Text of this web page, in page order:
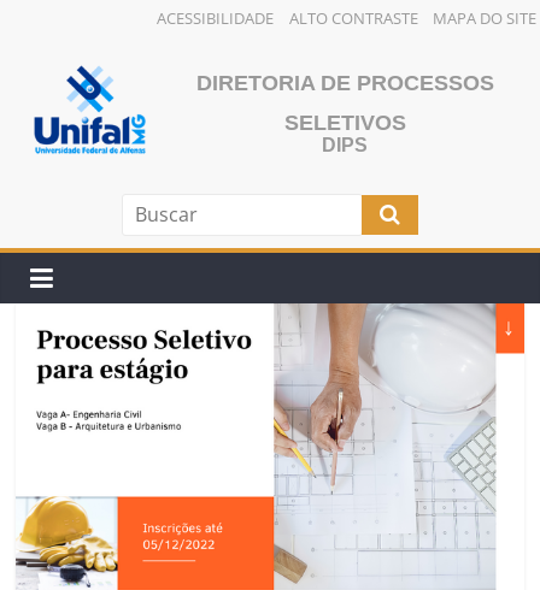
ACESSIBILIDADE ALTO CONTRASTE MAPA DO SITE
conteúdo
DIRETORIA DE PROCESSOS
SELETIVOS
DIPS